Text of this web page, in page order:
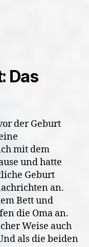
Das
der Geburt
mit dem
und hatte
Geburt
an.
Bett und
die Oma an.
Weise auch
als die beiden